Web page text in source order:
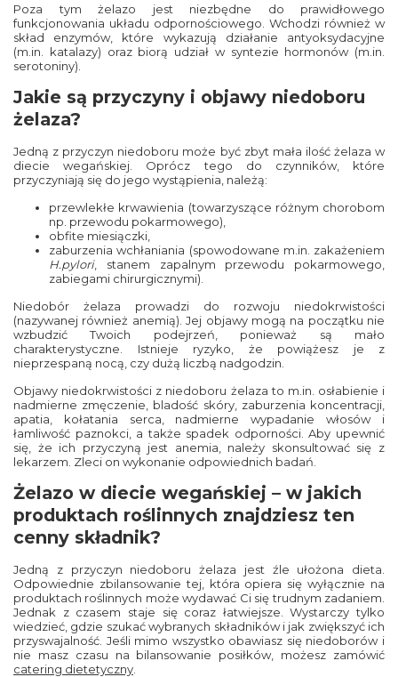
Poza tym żelazo jest niezbędne do prawidłowego
funkcjonowania układu odpornościowego. Wchodzi również w
skład enzymów, które wykazują działanie antyoksydacyjne
(m.in. katalazy) oraz biorą udział w syntezie hormonów (m.in.
serotoniny).
Jakie są przyczyny i objawy niedoboru
żelaza?
Jedną z przyczyn niedoboru może być zbyt mała ilość żelaza w
diecie wegańskiej. Oprócz tego do czynników, które
przyczyniają się do jego wystąpienia, należą:
przewlekłe krwawienia (towarzyszące różnym chorobom
np. przewodu pokarmowego),
obfite miesiączki,
zaburzenia wchłaniania (spowodowane m.in. zakażeniem
H.pylori, stanem zapalnym przewodu pokarmowego,
zabiegami chirurgicznymi).
Niedobór żelaza prowadzi do rozwoju niedokrwistości
(nazywanej również anemią). Jej objawy mogą na początku nie
wzbudzić Twoich podejrzeń, ponieważ są mało
charakterystyczne. Istnieje ryzyko, że powiążesz je z
nieprzespaną nocą, czy dużą liczbą nadgodzin.
Objawy niedokrwistości z niedoboru żelaza to m.in. osłabienie i
nadmierne zmęczenie, bladość skóry, zaburzenia koncentracji,
apatia, kołatania serca, nadmierne wypadanie włosów i
łamliwość paznokci, a także spadek odporności. Aby upewnić
się, że ich przyczyną jest anemia, należy skonsultować się z
lekarzem. Zleci on wykonanie odpowiednich badań.
Żelazo w diecie wegańskiej – w jakich
produktach roślinnych znajdziesz ten
cenny składnik?
Jedną z przyczyn niedoboru żelaza jest źle ułożona dieta.
Odpowiednie zbilansowanie tej, która opiera się wyłącznie na
produktach roślinnych może wydawać Ci się trudnym zadaniem.
Jednak z czasem staje się coraz łatwiejsze. Wystarczy tylko
wiedzieć, gdzie szukać wybranych składników i jak zwiększyć ich
przyswajalność. Jeśli mimo wszystko obawiasz się niedoborów i
nie masz czasu na bilansowanie posiłków, możesz zamówić
catering dietetyczny